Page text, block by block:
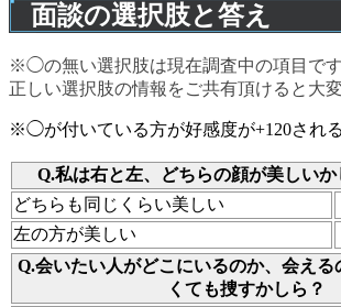
面談の選択肢と答え
※◯の無い選択肢は現在調査中の項目で
正しい選択肢の情報をご共有頂けると大
※◯が付いている方が好感度が+120される
Q.私は右と左、どちらの顔が美しいか
どちらも同じくらい美しい
左の方が美しい
Q.会いたい人がどこにいるのか、会える
くても捜すかしら？